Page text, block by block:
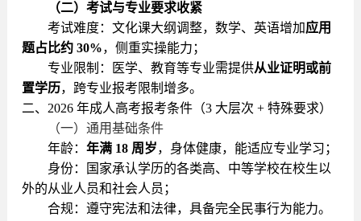
（二）考试与专业要求收紧
考试难度：文化课大纲调整，数学、英语增加应用
题占比约 30%，侧重实操能力；
专业限制：医学、教育等专业需提供从业证明或前
置学历，跨专业报考限制增多。
二、2026 年成人高考报考条件（3 大层次 + 特殊要求）
（一）通用基础条件
年龄： 年满 18 周岁，身体健康，能适应专业学习；
身份：国家承认学历的各类高、中等学校在校生以
外的从业人员和社会人员；
合规：遵守宪法和法律，具备完全民事行为能力。